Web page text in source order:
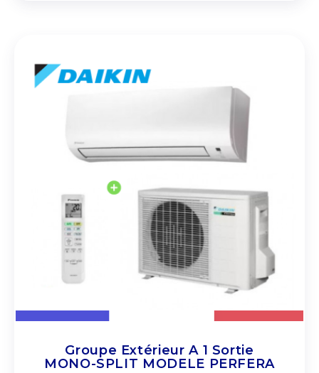
Groupe Extérieur A 1 Sortie
MONO-SPLIT MODELE PERFERA